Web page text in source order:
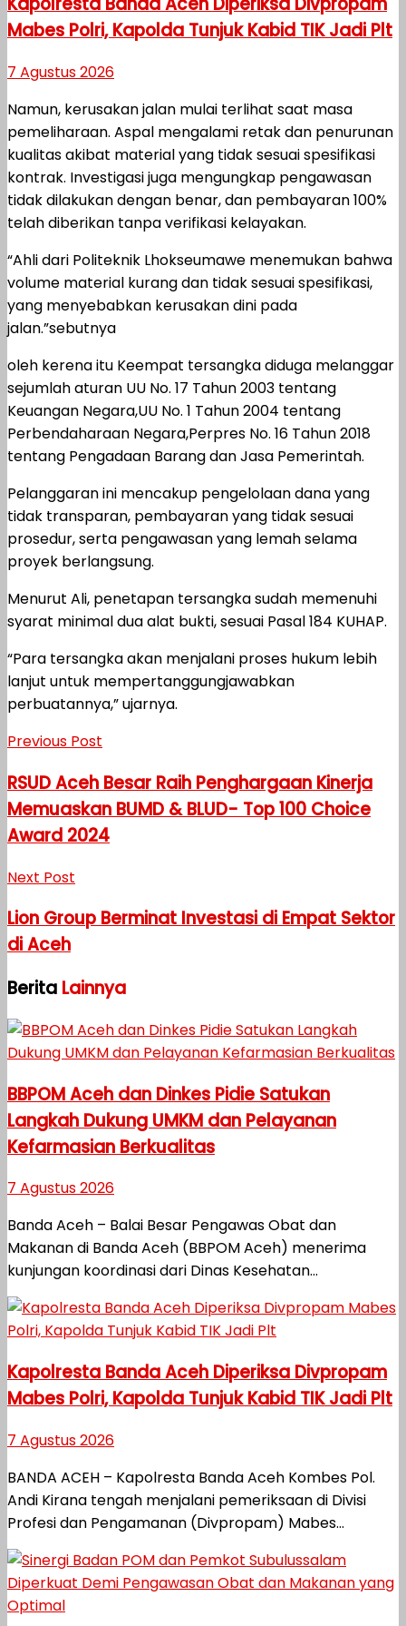
Mabes Polri, Kapolda Tunjuk Kabid TIK Jadi Plt
7 Agustus 2026
Namun, kerusakan jalan mulai terlihat saat masa
pemeliharaan. Aspal mengalami retak dan penurunan
kualitas akibat material yang tidak sesuai spesifikasi
kontrak. Investigasi juga mengungkap pengawasan
tidak dilakukan dengan benar, dan pembayaran 100%
telah diberikan tanpa verifikasi kelayakan.
“Ahli dari Politeknik Lhokseumawe menemukan bahwa
volume material kurang dan tidak sesuai spesifikasi,
yang menyebabkan kerusakan dini pada
jalan.”sebutnya
oleh kerena itu Keempat tersangka diduga melanggar
sejumlah aturan UU No. 17 Tahun 2003 tentang
Keuangan Negara,UU No. 1 Tahun 2004 tentang
Perbendaharaan Negara,Perpres No. 16 Tahun 2018
tentang Pengadaan Barang dan Jasa Pemerintah.
Pelanggaran ini mencakup pengelolaan dana yang
tidak transparan, pembayaran yang tidak sesuai
prosedur, serta pengawasan yang lemah selama
proyek berlangsung.
Menurut Ali, penetapan tersangka sudah memenuhi
syarat minimal dua alat bukti, sesuai Pasal 184 KUHAP.
“Para tersangka akan menjalani proses hukum lebih
lanjut untuk mempertanggungjawabkan
perbuatannya,” ujarnya.
Previous Post
RSUD Aceh Besar Raih Penghargaan Kinerja
Memuaskan BUMD & BLUD- Top 100 Choice
Award 2024
Next Post
Lion Group Berminat Investasi di Empat Sektor
di Aceh
Berita Lainnya
BBPOM Aceh dan Dinkes Pidie Satukan
Langkah Dukung UMKM dan Pelayanan
Kefarmasian Berkualitas
7 Agustus 2026
Banda Aceh – Balai Besar Pengawas Obat dan
Makanan di Banda Aceh (BBPOM Aceh) menerima
kunjungan koordinasi dari Dinas Kesehatan...
Kapolresta Banda Aceh Diperiksa Divpropam
Mabes Polri, Kapolda Tunjuk Kabid TIK Jadi Plt
7 Agustus 2026
BANDA ACEH – Kapolresta Banda Aceh Kombes Pol.
Andi Kirana tengah menjalani pemeriksaan di Divisi
Profesi dan Pengamanan (Divpropam) Mabes...